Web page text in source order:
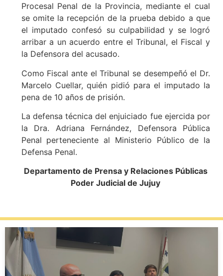
Procesal Penal de la Provincia, mediante el cual
se omite la recepción de la prueba debido a que
el imputado confesó su culpabilidad y se logró
arribar a un acuerdo entre el Tribunal, el Fiscal y
la Defensora del acusado.
Como Fiscal ante el Tribunal se desempeñó el Dr.
Marcelo Cuellar, quién pidió para el imputado la
pena de 10 años de prisión.
La defensa técnica del enjuiciado fue ejercida por
la Dra. Adriana Fernández, Defensora Pública
Penal perteneciente al Ministerio Público de la
Defensa Penal.
Departamento de Prensa y Relaciones Públicas
Poder Judicial de Jujuy